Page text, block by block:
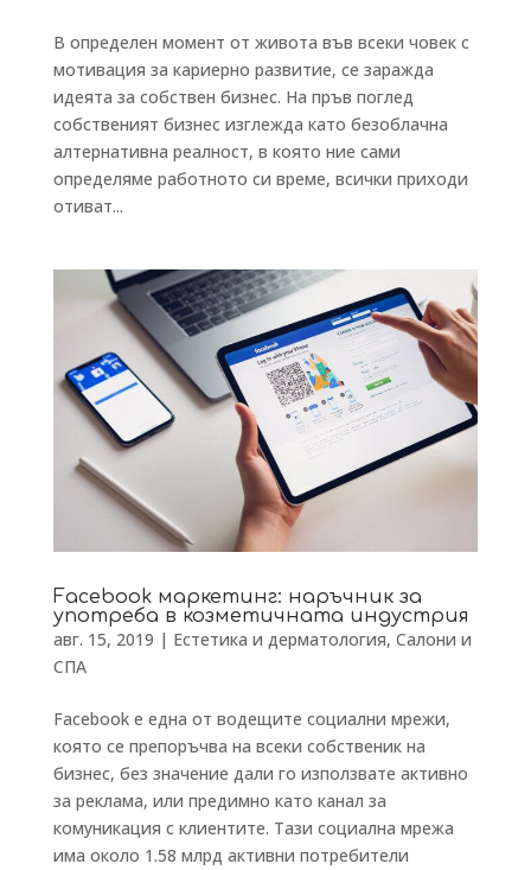
В определен момент от живота във всеки човек с
мотивация за кариерно развитие, се заражда
идеята за собствен бизнес. На пръв поглед
собственият бизнес изглежда като безоблачна
алтернативна реалност, в която ние сами
определяме работното си време, всички приходи
отиват...
Facebook маркетинг: наръчник за
употреба в козметичната индустрия
авг. 15, 2019 | Естетика и дерматология, Салони и
СПА
Facebook е една от водещите социални мрежи,
която се препоръчва на всеки собственик на
бизнес, без значение дали го използвате активно
за реклама, или предимно като канал за
комуникация с клиентите. Тази социална мрежа
има около 1.58 млрд активни потребители